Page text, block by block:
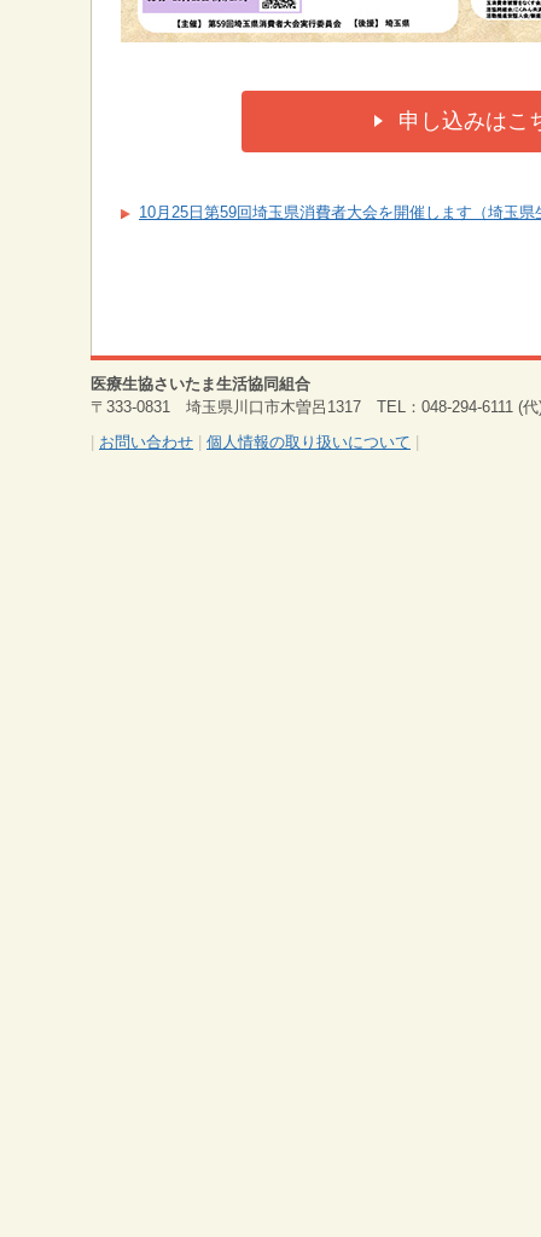
申し込みはこ
10月25日第59回埼玉県消費者大会を開催します（埼玉
医療生協さいたま生活協同組合
〒333-0831 埼玉県川口市木曽呂1317 TEL：048-294-6111 (
お問い合わせ 個人情報の取り扱いについて